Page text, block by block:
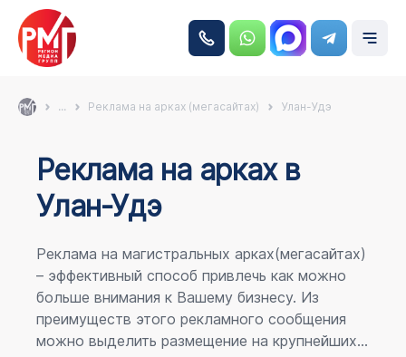
... Реклама на арках (мегасайтах) Улан-Удэ
Реклама на аркаx в
Улан-Удэ
Реклама на магистральных арках(мегасайтах)
– эффективный способ привлечь как можно
больше внимания к Вашему бизнесу. Из
преимуществ этого рекламного сообщения
можно выделить размещение на крупнейших